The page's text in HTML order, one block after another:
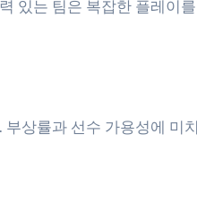
있는 팀은 복잡한 플레이
상률과 선수 가용성에 미